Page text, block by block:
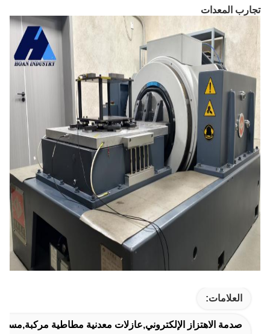
تجارب المعدات
العلامات:
صدمة الاهتزاز الإلكتروني,عازلات معدنية مطاطية